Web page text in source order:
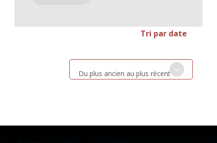
Tri par date
Du plus ancien au plus récent